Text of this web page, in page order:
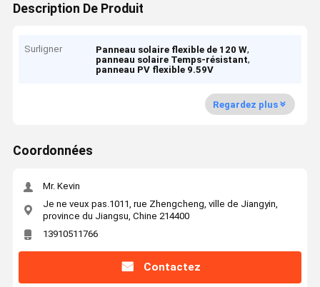
Description De Produit
Surligner Panneau solaire flexible de 120 W,
panneau solaire Temps-résistant,
panneau PV flexible 9.59V
Regardez plus
Coordonnées
Mr. Kevin
Je ne veux pas.1011, rue Zhengcheng, ville de Jiangyin,
province du Jiangsu, Chine 214400
13910511766
Contactez